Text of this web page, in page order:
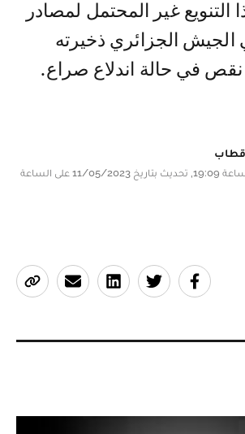
التنويع غير المحتمل لمصادر
الجيش الجزائري ذخيرته
في حالة اندلاع صراع.
في 11/05/2023 على الساعة 19:09, تحديث بتاريخ 11/05/2023 على الساعة